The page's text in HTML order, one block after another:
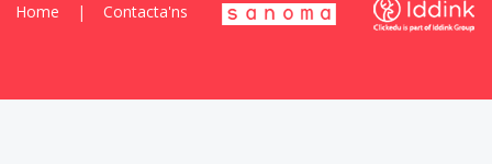
Home | Contacta'ns